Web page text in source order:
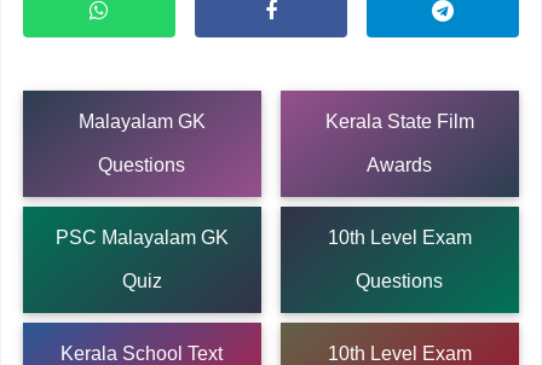
Malayalam GK
Questions
Kerala State Film
Awards
PSC Malayalam GK
Quiz
10th Level Exam
Questions
Kerala School Text 10th Level Exam